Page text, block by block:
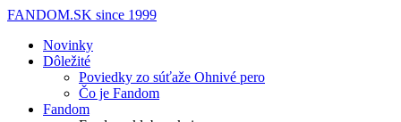
FANDOM.SK since 1999
Novinky
Dôležité
Poviedky zo súťaže Ohnivé pero
Čo je Fandom
Fandom